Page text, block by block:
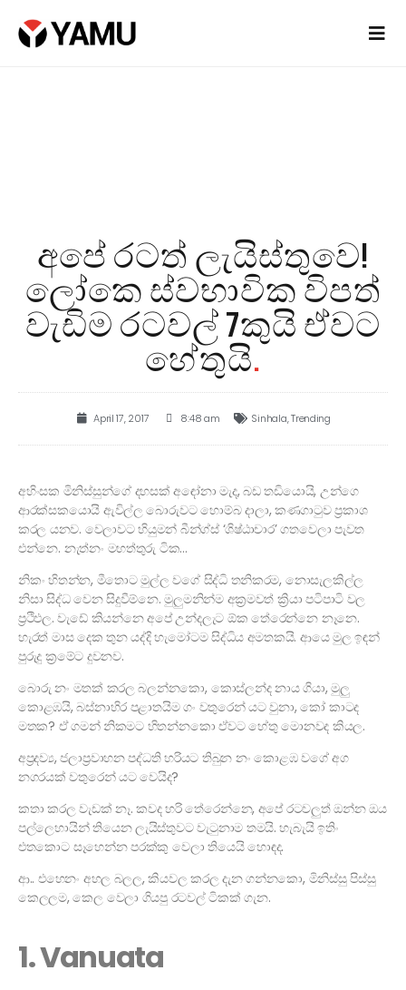
අපේ රටත් ලැයිස්තුවෙ!
ලෝකෙ ස්වභාවික විපත්
වැඩිම රටවල් 7කුයි ඒවට
හේතුයි.
April 17, 2017 8:48 am Sinhala,Trending
අහිංසක මිනිස්සුන්ගේ දහසක් අඳෝනා මැද, බඩ තඩියොයි, උන්ගෙ
ආරක්සකයොයි ඇවිල්ල බොරුවට හොම්බ දාලා, කණගාටුව ප්‍රකාශ
කරල යනව. වෙලාවට හියුමන් බීන්ග්ස් ‘ශිෂ්ඨාචාර’ ගතවෙලා පැවත
එන්නෙ. නැත්නං මහත්තුරු ටික…
නිකං හිතන්න, මීතොට මුල්ල වගේ සිද්ධි තනිකරම, නොසැලකිල්ල
නිසා සිද්ධ වෙන සිදුවීම්නෙ. මුලුමනින්ම අක්‍රමවත් ක්‍රියා පටිපාටි වල
ප්‍රථිඵල. වැඩේ කියන්නෙ අපේ උන්දලැට ඕක තේරෙන්නෙ නෑනෙ.
හැරත් මාස දෙක තුන යද්දි හැමෝටම සිද්ධිය අමතකයි. ආයෙ මුල ඉඳන්
පුරුදු ක්‍රමේට දුවනව.
බොරු නං මතක් කරල බලන්නකො, කොස්ලන්ද නාය ගියා, මුලු
කොළඹයි, බස්නාහිර පළාතයිම ගං වතුරෙන් යට වුනා, කෝ කාටද
මතක? ඒ ගමන් නිකමට හිතන්නකො ඒවට හේතු මොනවද කියල.
අප්‍රදව්‍ය, ජලාප්‍රවාහන පද්ධති හරියට තිබුන නං කොළඹ වගේ අග
නගරයක් වතුරෙන් යට වෙයිද?
කතා කරල වැඩක් නෑ. කවද හරි තේරෙන්නෙ, අපේ රටවලුත් ඔන්න ඔය
පල්ලෙහායින් තියෙන ලැයිස්තුවට වැටුනාම තමයි. හැබැයි ඉතිං
එතකොට සෑහෙන්න පරක්කු වෙලා තියෙයි හොඳද.
ආ.. එහෙනං අහල බලල, කියවල කරල දැන ගන්නකො, මිනිස්සු පිස්සු
කෙලලම, කෙල වෙලා ගියපු රටවල් ටිකක් ගැන.
1. Vanuata